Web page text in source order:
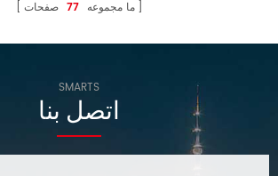
ما مجموعه 77 صفحات
SMARTS
اتصل بنا